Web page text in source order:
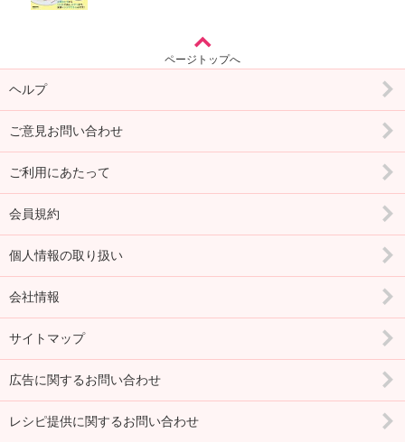
ページトップへ
ヘルプ
ご意見お問い合わせ
ご利用にあたって
会員規約
個人情報の取り扱い
会社情報
サイトマップ
広告に関するお問い合わせ
レシピ提供に関するお問い合わせ